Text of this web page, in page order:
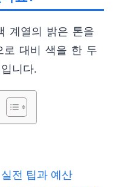
계열의 밝은 톤을
로 대비 색을 한 두
니다.
전 팁과 예산